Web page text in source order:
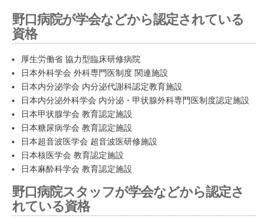
野口病院が学会などから認定されている
資格
厚生労働省 協力型臨床研修病院
日本外科学会 外科専門医制度 関連施設
日本内分泌学会 内分泌代謝科認定教育施設
日本内分泌外科学会 内分泌・甲状腺外科専門医制度認定施設
日本甲状腺学会 教育認定施設
日本糖尿病学会 教育認定施設
日本超音波医学会 超音波医研修施設
日本核医学会 教育認定施設
日本麻酔科学会 教育認定施設
野口病院スタッフが学会などから認定さ
れている資格